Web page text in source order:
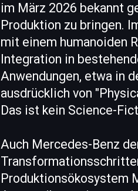
im März 2026 bekannt
Produktion zu bringen.
mit einem humanoiden
Integration in
Anwendungen, etwa in
ausdrücklich von
Das ist kein Science-
Auch Mercedes-Benz
Produktionsökosystem